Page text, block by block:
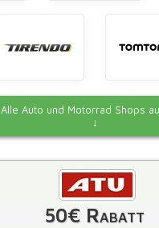
Alle Auto und Motorrad Shops
50€ Rabatt